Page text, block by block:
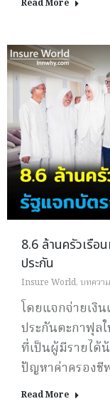
Read More
8.6 ล้านครัวเรือ
ประกัน
Insure World, บทความ
โดยแจกจ่ายเงิ
ประกันตะกาฟุล
ที่เป็นผู้มีรายได้
ปัญหาค่าครองชี
Read More